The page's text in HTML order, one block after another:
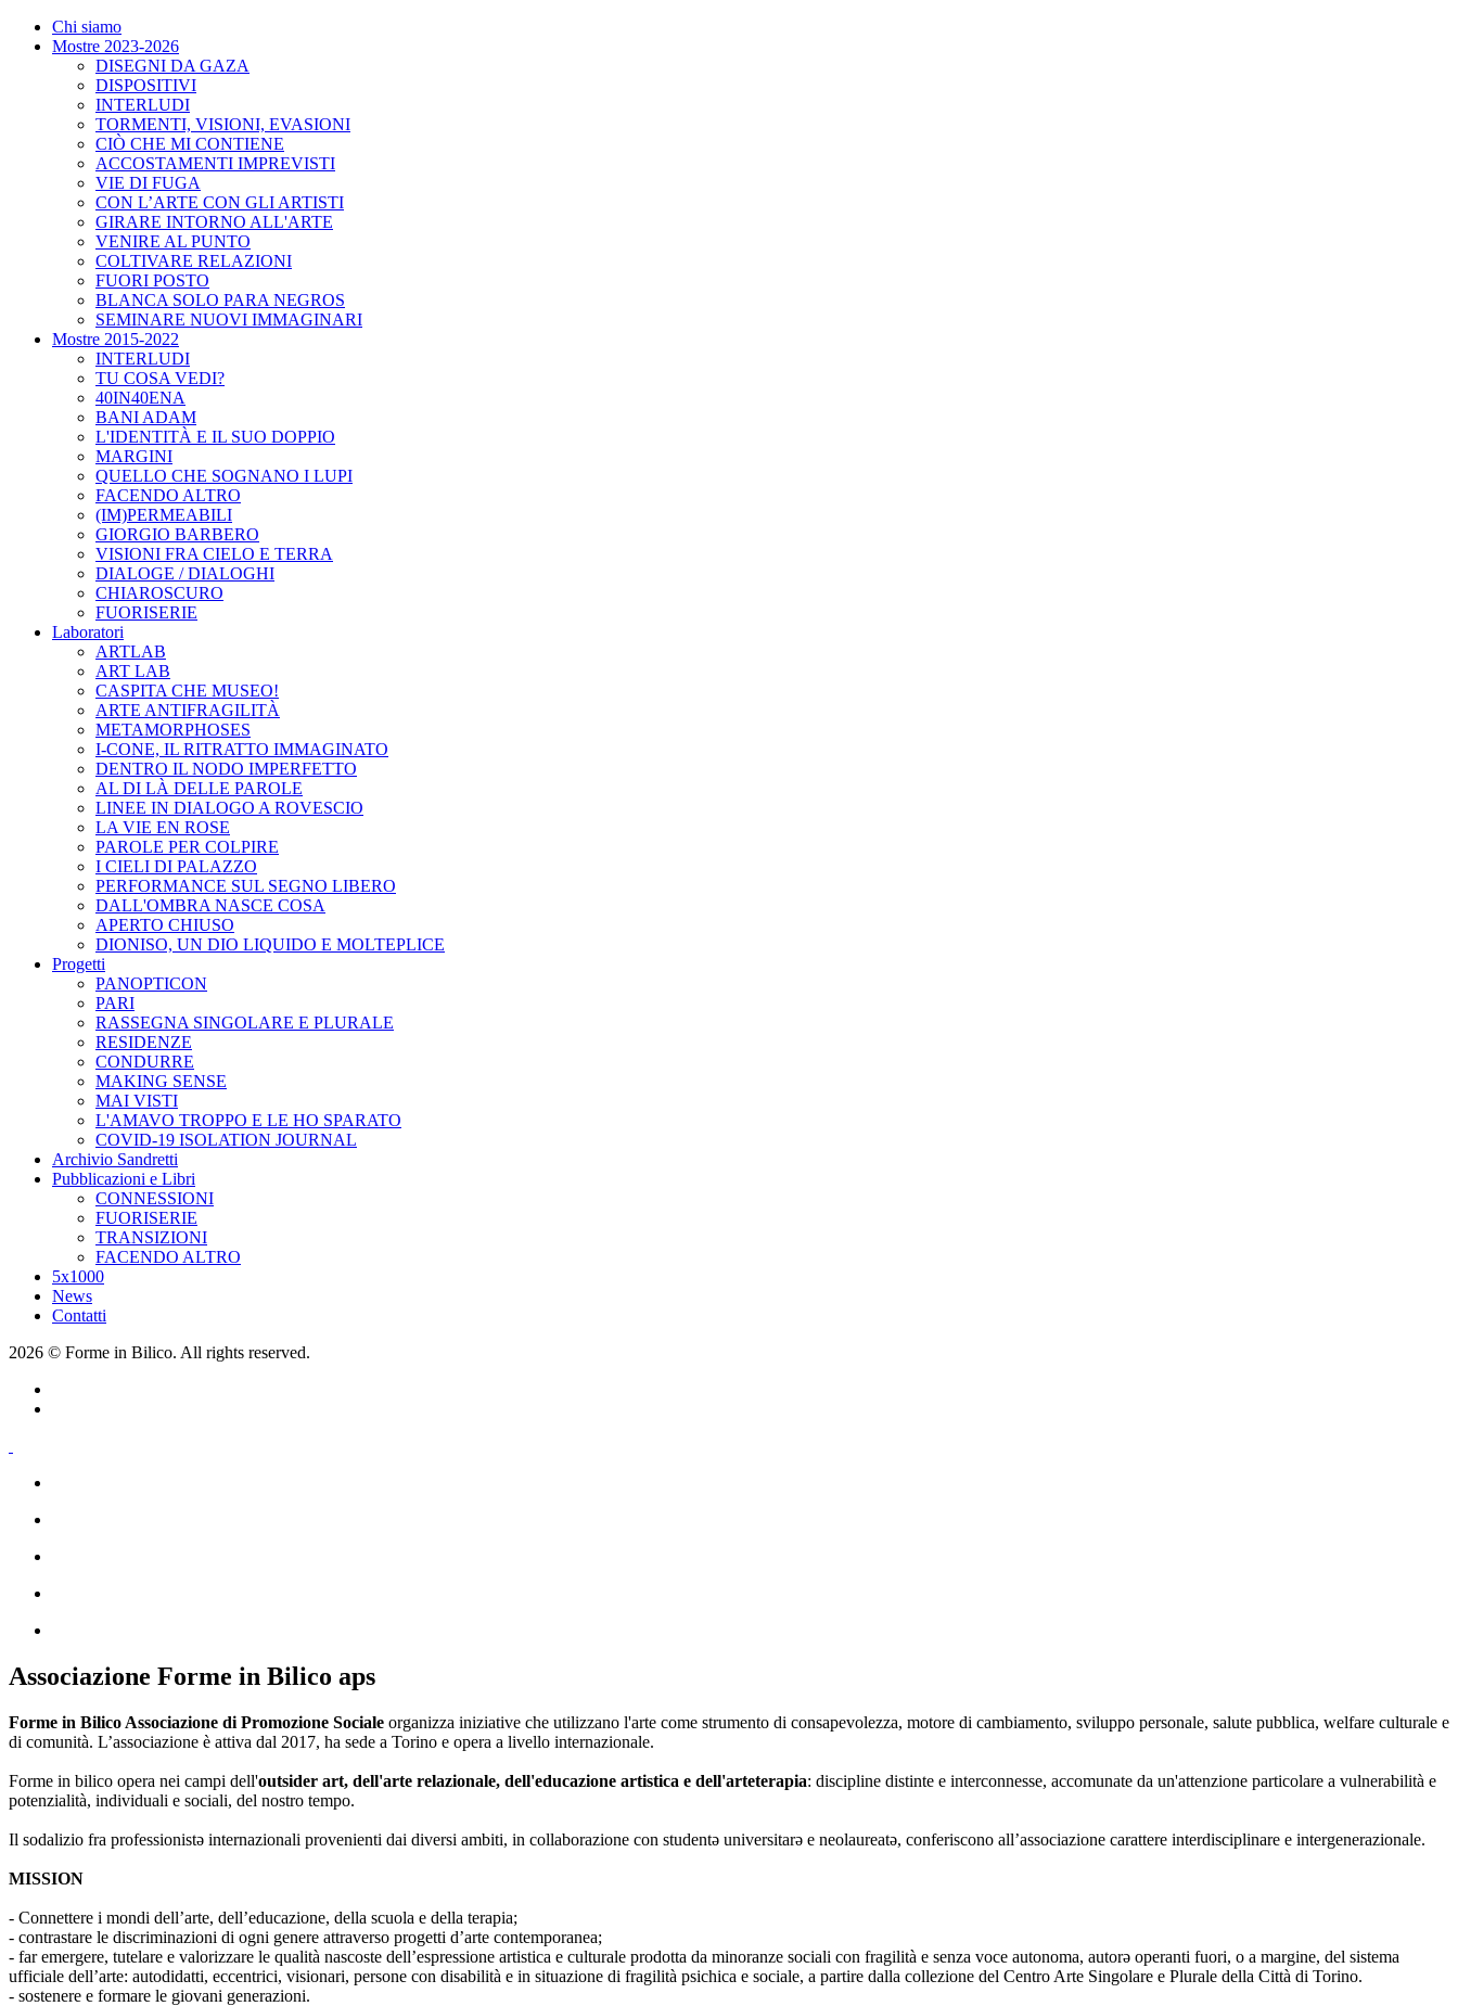
Chi siamo
Mostre 2023-2026
DISEGNI DA GAZA
DISPOSITIVI
INTERLUDI
TORMENTI, VISIONI, EVASIONI
CIÒ CHE MI CONTIENE
ACCOSTAMENTI IMPREVISTI
VIE DI FUGA
CON L’ARTE CON GLI ARTISTI
GIRARE INTORNO ALL'ARTE
VENIRE AL PUNTO
COLTIVARE RELAZIONI
FUORI POSTO
BLANCA SOLO PARA NEGROS
SEMINARE NUOVI IMMAGINARI
Mostre 2015-2022
INTERLUDI
TU COSA VEDI?
40IN40ENA
BANI ADAM
L'IDENTITÀ E IL SUO DOPPIO
MARGINI
QUELLO CHE SOGNANO I LUPI
FACENDO ALTRO
(IM)PERMEABILI
GIORGIO BARBERO
VISIONI FRA CIELO E TERRA
DIALOGE / DIALOGHI
CHIAROSCURO
FUORISERIE
Laboratori
ARTLAB
ART LAB
CASPITA CHE MUSEO!
ARTE ANTIFRAGILITÀ
METAMORPHOSES
I-CONE, IL RITRATTO IMMAGINATO
DENTRO IL NODO IMPERFETTO
AL DI LÀ DELLE PAROLE
LINEE IN DIALOGO A ROVESCIO
LA VIE EN ROSE
PAROLE PER COLPIRE
I CIELI DI PALAZZO
PERFORMANCE SUL SEGNO LIBERO
DALL'OMBRA NASCE COSA
APERTO CHIUSO
DIONISO, UN DIO LIQUIDO E MOLTEPLICE
Progetti
PANOPTICON
PARI
RASSEGNA SINGOLARE E PLURALE
RESIDENZE
CONDURRE
MAKING SENSE
MAI VISTI
L'AMAVO TROPPO E LE HO SPARATO
COVID-19 ISOLATION JOURNAL
Archivio Sandretti
Pubblicazioni e Libri
CONNESSIONI
FUORISERIE
TRANSIZIONI
FACENDO ALTRO
5x1000
News
Contatti
2026 © Forme in Bilico. All rights reserved.
Associazione Forme in Bilico aps
Forme in Bilico Associazione di Promozione Sociale organizza iniziative che utilizzano l'arte come strumento di consapevolezza, motore di cambiamento, sviluppo personale, salute pubblica, welfare culturale e
di comunità. L’associazione è attiva dal 2017, ha sede a Torino e opera a livello internazionale.
Forme in bilico opera nei campi dell'outsider art, dell'arte relazionale, dell'educazione artistica e dell'arteterapia: discipline distinte e interconnesse, accomunate da un'attenzione particolare a vulnerabilità e
potenzialità, individuali e sociali, del nostro tempo.
Il sodalizio fra professionistə internazionali provenienti dai diversi ambiti, in collaborazione con studentə universitarə e neolaureatə, conferiscono all’associazione carattere interdisciplinare e intergenerazionale.
MISSION
- Connettere i mondi dell’arte, dell’educazione, della scuola e della terapia;
- contrastare le discriminazioni di ogni genere attraverso progetti d’arte contemporanea;
- far emergere, tutelare e valorizzare le qualità nascoste dell’espressione artistica e culturale prodotta da minoranze sociali con fragilità e senza voce autonoma, autorə operanti fuori, o a margine, del sistema
ufficiale dell’arte: autodidatti, eccentrici, visionari, persone con disabilità e in situazione di fragilità psichica e sociale, a partire dalla collezione del Centro Arte Singolare e Plurale della Città di Torino.
- sostenere e formare le giovani generazioni.